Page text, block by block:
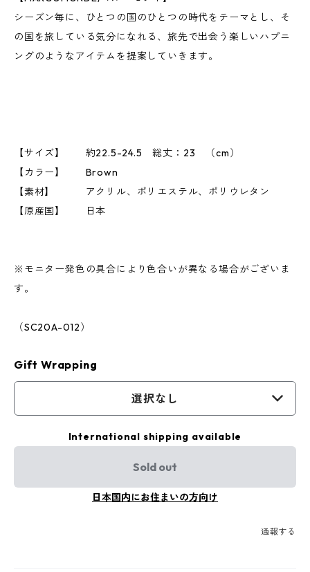
シーズン毎に、ひとつの国のひとつの時代をテーマとし、そ
の国を旅している気分になれる、旅先で出会う楽しいハプニ
ングのようなアイテムを提案していきます。
【サイズ】 約22.5-24.5 総丈：23 （cm）
【カラー】 Brown
【素材】 アクリル、ポリエステル、ポリウレタン
【原産国】 日本
※モニター発色の具合により色合いが異なる場合がございま
す。
（SC20A-012）
Gift Wrapping
選択なし
International shipping available
Sold out
日本国内にお住まいの方向け
通報する